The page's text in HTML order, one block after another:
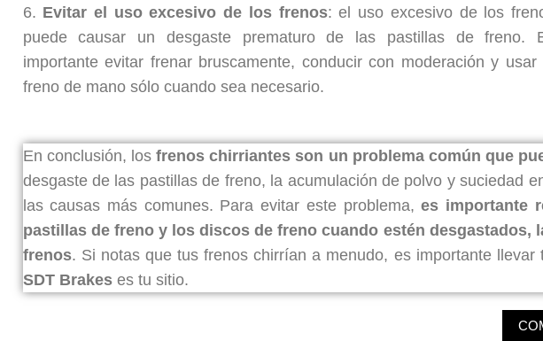
6. Evitar el uso excesivo de los frenos: el uso excesivo de los
puede causar un desgaste prematuro de las pastillas de freno.
importante evitar frenar bruscamente, conducir con moderación y usar
freno de mano sólo cuando sea necesario.
En conclusión, losfrenos chirriantes son un problema común que
desgaste de las pastillas de freno, la acumulación de polvo y suciedad
las causas más comunes. Para evitar este problema,es importante
pastillas de freno y los discos de freno cuando estén
frenos. Si notas que tus frenos chirrían a menudo, es importante
SDT Brakeses tu sitio.